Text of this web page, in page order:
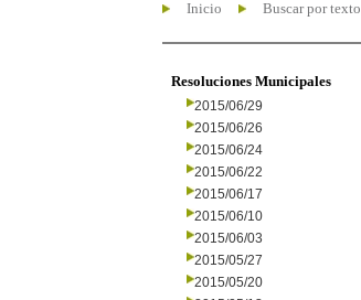
Inicio Buscar por texto
Resoluciones Municipales
2015/06/29
2015/06/26
2015/06/24
2015/06/22
2015/06/17
2015/06/10
2015/06/03
2015/05/27
2015/05/20